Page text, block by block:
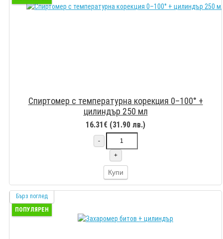
Спиртомер с температурна корекция 0–100° +
цилиндър 250 мл
16.31€ (31.90 лв.)
-
+
Купи
Бърз поглед
ПОПУЛЯРЕН